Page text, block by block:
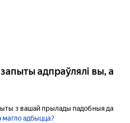
адпраўлялі вы, а
з вашай прылады падобныя да
магло адбыцца?